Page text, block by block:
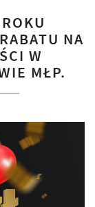
NA
W
MŁP.